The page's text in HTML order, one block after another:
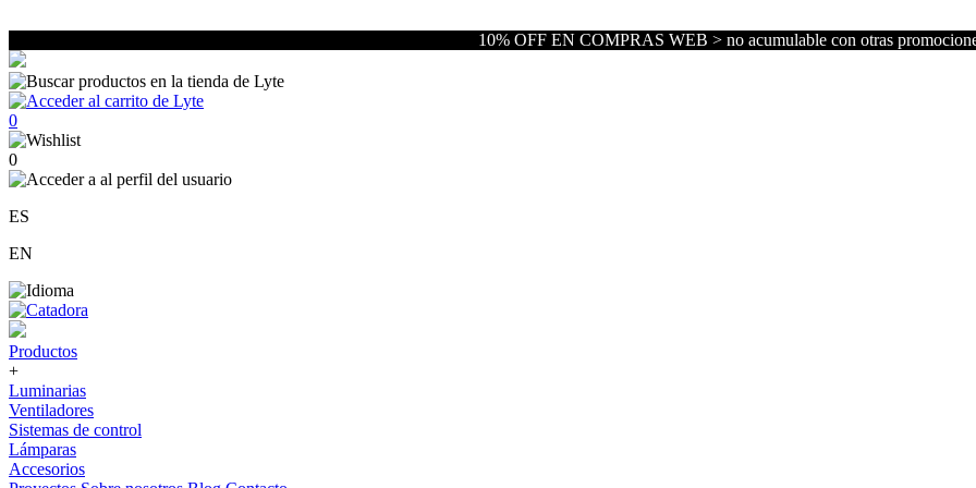
10% OFF EN COMPRAS WEB > no acumulable con otras
0
0
ES
EN
Productos
+
Luminarias
Ventiladores
Sistemas de control
Lámparas
Accesorios